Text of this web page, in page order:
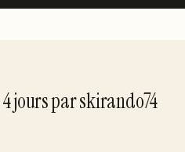
4joursparskirando74